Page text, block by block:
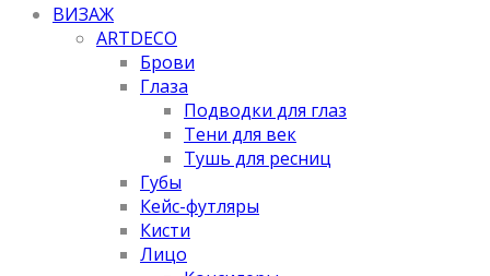
ВИЗАЖ
ARTDECO
Брови
Глаза
Подводки для глаз
Тени для век
Тушь для ресниц
Губы
Кейс-футляры
Кисти
Лицо